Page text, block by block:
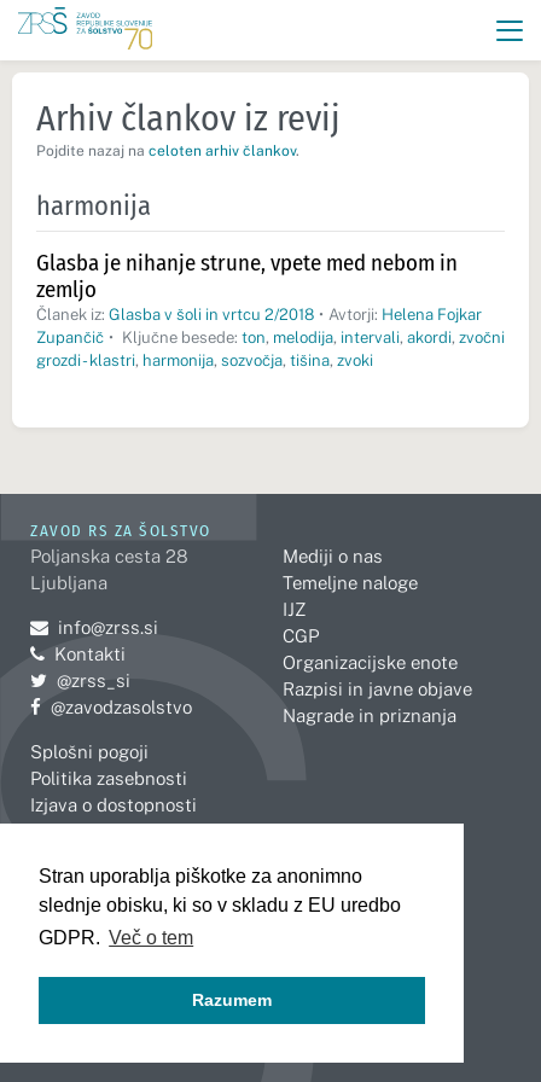
Stran uporablja piškotke za anonimno
slednje obisku, ki so v skladu z EU uredbo
GDPR. Več o tem
Razumem
Arhiv člankov iz revij
Pojdite nazaj na celoten arhiv člankov.
harmonija
Glasba je nihanje strune, vpete med nebom in
zemljo
Članek iz: Glasba v šoli in vrtcu 2/2018 • Avtorji: Helena Fojkar
Zupančič • Ključne besede: ton, melodija, intervali, akordi, zvočni
grozdi - klastri, harmonija, sozvočja, tišina, zvoki
ZAVOD RS ZA ŠOLSTVO
Poljanska cesta 28
Ljubljana
Pošljite e-mail na
info@zrss.si
Kontakti
Pojdite na Twitter:
@zrss_si
Pojdite na Facebook:
@zavodzasolstvo
Splošni pogoji
Politika zasebnosti
Izjava o dostopnosti
Mediji o nas
Temeljne naloge
IJZ
CGP
Organizacijske enote
Razpisi in javne objave
Nagrade in priznanja
Celje
Koper
Kranj
Novo mesto
Slovenj Gradec